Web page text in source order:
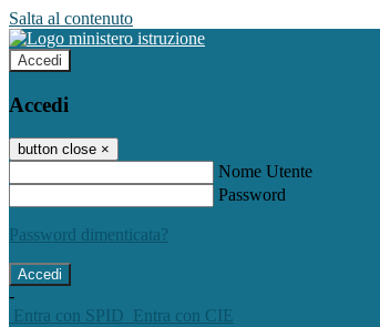
Salta al contenuto
Accedi
Accedi
button close ×
Nome Utente
Password
Password dimenticata?
-
Entra con SPID
Entra con CIE